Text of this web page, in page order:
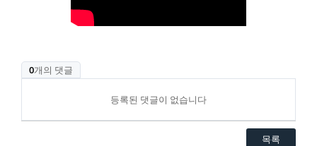
0개의 댓글
등록된 댓글이 없습니다
목록